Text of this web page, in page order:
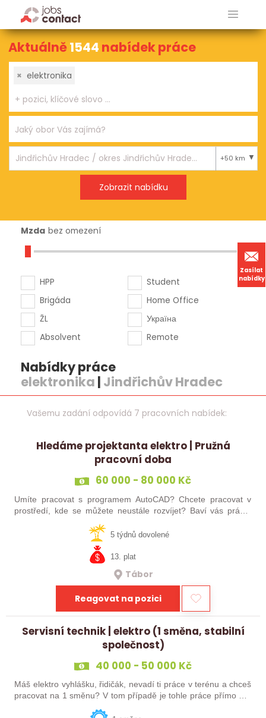
Zasílat
nabídky
Aktuálně1544 nabídek práce
× elektronika
+50 km
Mzda bez omezení
HPP
Brigáda
ŽL
Absolvent
Student
Home Office
Україна
Remote
Nabídky práce
elektronika | Jindřichův Hradec
Vašemu zadání odpovídá 7 pracovních nabídek:
Hledáme projektanta elektro | Pružná
pracovní doba
60 000 - 80 000 Kč
Umíte pracovat s programem AutoCAD? Chcete pracovat v
prostředí, kde se můžete neustále rozvíjet? Baví vás práce,
kde máte své místo a klid? Pokud jste třikrát odpověděl/a ano,
čtěte dál! Hledáme…
5 týdnů dovolené
13. plat
Tábor
Reagovat na pozici
Servisní technik | elektro (1 směna, stabilní
společnost)
40 000 - 50 000 Kč
Máš elektro vyhlášku, řidičák, nevadí ti práce v terénu a chceš
pracovat na 1 směnu? V tom případě je tohle práce přímo pro